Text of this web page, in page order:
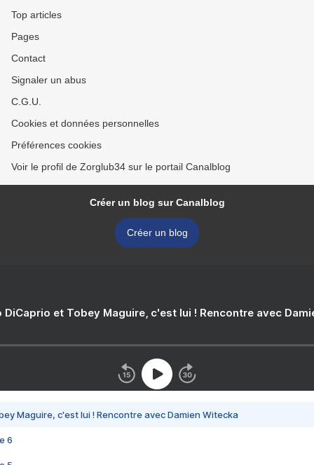
Top articles
Pages
Contact
Signaler un abus
C.G.U.
Cookies et données personnelles
Préférences cookies
Voir le profil de Zorglub34 sur le portail Canalblog
Créer un blog sur Canalblog
Créer un blog
DiCaprio et Tobey Maguire, c'est lui ! Rencontre avec
Maguire, c'est lui ! Rencontre avec Damien Witecka
6